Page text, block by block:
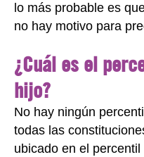
lo más probable es
no hay motivo para
¿Cuál es el
hijo?
No hay ningún
todas las
ubicado en el